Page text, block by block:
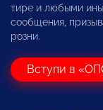
тире и любыми
сообщения,
розни.
Вступи в